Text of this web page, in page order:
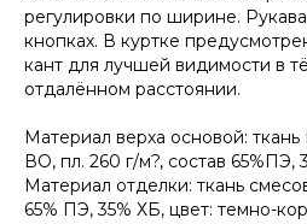
регулировки по ширине.
кнопках. В куртке
кант для лучшей видимости в
отдалённом расстоянии.
Материал верха основой:
ВО, пл. 260 г/м?, состав 65%ПЭ,
Материал отделки: ткань
65% ПЭ, 35% ХБ, цвет: темно-